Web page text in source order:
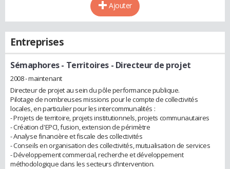
Ajouter
Entreprises
Sémaphores - Territoires- Directeur de projet
2008 - maintenant
Directeur de projet au sein du pôle performance publique.
Pilotage de nombreuses missions pour le compte de collectivités
locales, en particulier pour les intercommunalités :
- Projets de territoire, projets institutionnels, projets communautaires
- Création d'EPCI, fusion, extension de périmètre
- Analyse financière et fiscale des collectivités
- Conseils en organisation des collectivités, mutualisation de services
- Développement commercial, recherche et développement
méthodologique dans les secteurs d’intervention.